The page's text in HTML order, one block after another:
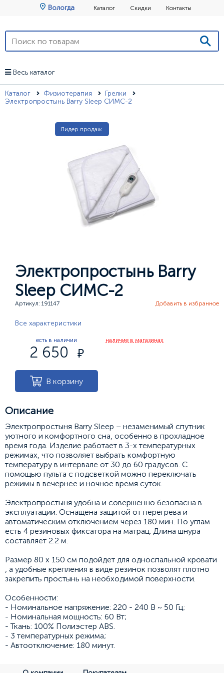
Вологда Каталог Скидки Контакты
Весь каталог
Каталог Физиотерапия
Грелки
Электропростынь Barry Sleep СИМС-2
Лидер продаж
Электропростынь Barry
Sleep СИМС-2
Артикул: 191147 Добавить в избранное
Все характеристики
есть в наличии
2 650
В корзину
наличие в магазинах
Описание
Электропростыня Barry Sleep – незаменимый спутник
уютного и комфортного сна, особенно в прохладное
время года. Изделие работает в 3-х температурных
режимах, что позволяет выбрать комфортную
температуру в интервале от 30 до 60 градусов. С
помощью пульта с подсветкой можно переключать
режимы в вечернее и ночное время суток.
Электропростыня удобна и совершенно безопасна в
эксплуатации. Оснащена защитой от перегрева и
автоматическим отключением через 180 мин. По углам
есть 4 резиновых фиксатора на матрац. Длина шнура
составляет 2.2 м.
Размер 80 x 150 см подойдет для односпальной кровати
, а удобные крепления в виде резинок позволят плотно
закрепить простынь на необходимой поверхности.
Особенности:
- Номинальное напряжение: 220 - 240 В ~ 50 Гц;
- Номинальная мощность: 60 Вт;
- Ткань: 100% Полиэстер ABS.
- 3 температурных режима;
- Автоотключение: 180 минут.